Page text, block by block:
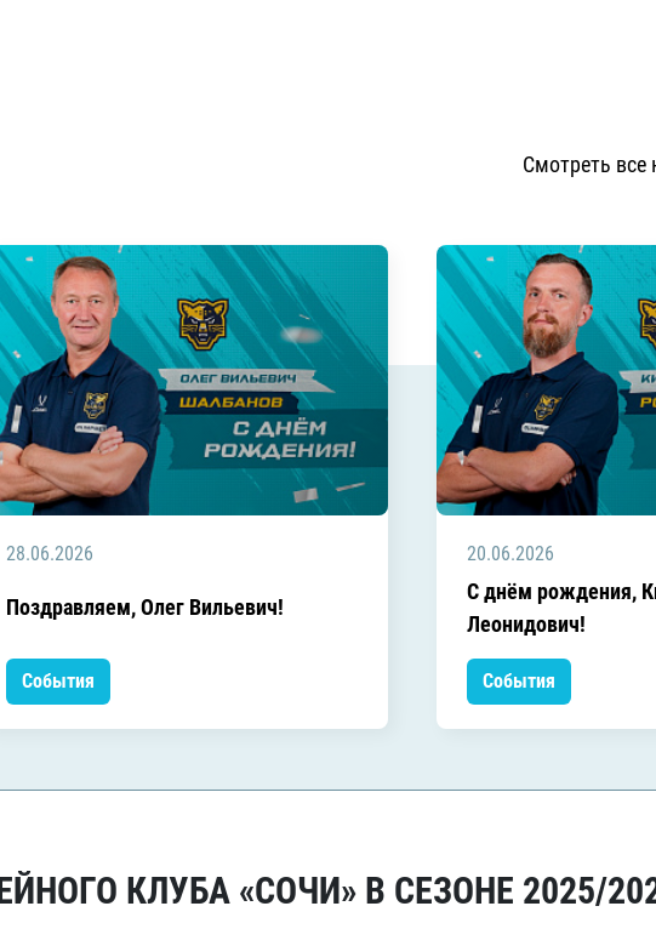
Смотреть все
28.06.2026
Поздравляем, Олег Вильевич!
События
20.06.2026
C днём рождения,
Леонидович!
События
КЛУБА «СОЧИ» В СЕЗОНЕ 2025/